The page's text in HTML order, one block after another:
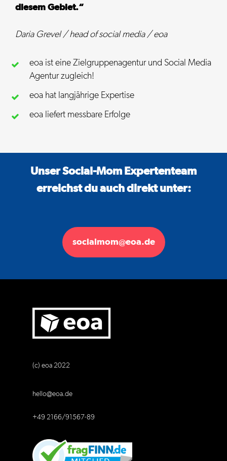
diesem Gebiet.“
Daria Grevel / head of social media / eoa
eoa ist eine Ziel­gruppen­agentur und Social Media
Agentur zu­gleich!
eoa hat lang­jährige Expertise
eoa liefert messbare Erfolge
Unser Social-Mom Expertenteam
erreichst du auch direkt unter:
socialmom@eoa.de
(c) eoa 2022
hello@eoa.de
+49 2166/91567-89